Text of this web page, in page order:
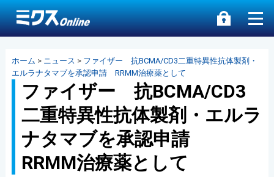
ホーム > ニュース > ファイザー 抗BCMA/CD3二重特異性抗体製剤・
エルラナタマブを承認申請 RRMM治療薬として
ファイザー 抗BCMA/CD3
二重特異性抗体製剤・エルラ
ナタマブを承認申請
RRMM治療薬として